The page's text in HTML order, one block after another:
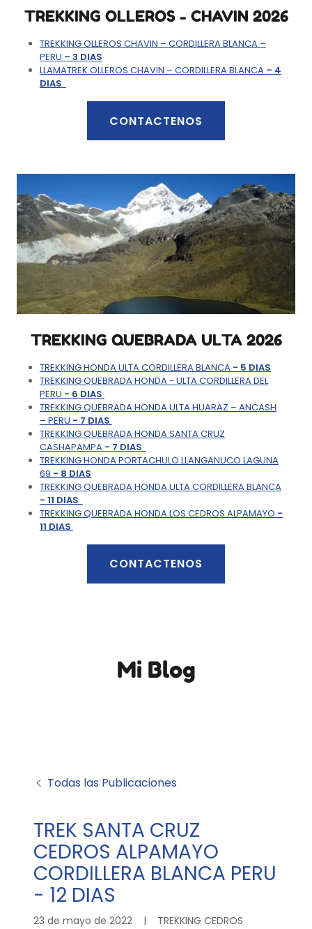
TREKKING OLLEROS - CHAVIN 2026
TREKKING OLLEROS CHAVIN – CORDILLERA BLANCA –
PERU – 3 DIAS
LLAMATREK OLLEROS CHAVIN – CORDILLERA BLANCA – 4
DIAS
CONTACTENOS
TREKKING QUEBRADA ULTA 2026
TREKKING HONDA ULTA CORDILLERA BLANCA - 5 DIAS
TREKKING QUEBRADA HONDA - ULTA CORDILLERA DEL
PERU - 6 DIAS
TREKKING QUEBRADA HONDA ULTA HUARAZ – ANCASH
– PERU - 7 DIAS
TREKKING QUEBRADA HONDA SANTA CRUZ
CASHAPAMPA - 7 DIAS
TREKKING HONDA PORTACHULO LLANGANUCO LAGUNA
69 - 8 DIAS
TREKKING QUEBRADA HONDA ULTA CORDILLERA BLANCA
- 11 DIAS
TREKKING QUEBRADA HONDA LOS CEDROS ALPAMAYO -
11 DIAS
CONTACTENOS
Mi Blog
Todas las Publicaciones
TREK SANTA CRUZ
CEDROS ALPAMAYO
CORDILLERA BLANCA PERU
- 12 DIAS
23 de mayo de 2022 |
TREKKING CEDROS